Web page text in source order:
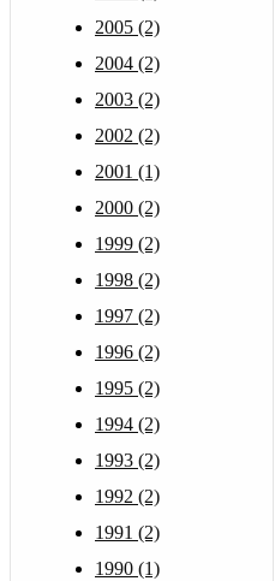
2005 (2)
2004 (2)
2003 (2)
2002 (2)
2001 (1)
2000 (2)
1999 (2)
1998 (2)
1997 (2)
1996 (2)
1995 (2)
1994 (2)
1993 (2)
1992 (2)
1991 (2)
1990 (1)